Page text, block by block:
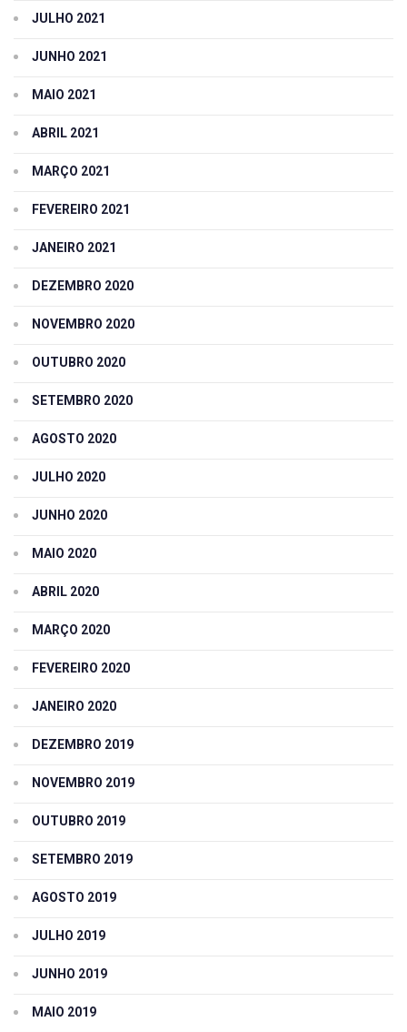
JULHO 2021
JUNHO 2021
MAIO 2021
ABRIL 2021
MARÇO 2021
FEVEREIRO 2021
JANEIRO 2021
DEZEMBRO 2020
NOVEMBRO 2020
OUTUBRO 2020
SETEMBRO 2020
AGOSTO 2020
JULHO 2020
JUNHO 2020
MAIO 2020
ABRIL 2020
MARÇO 2020
FEVEREIRO 2020
JANEIRO 2020
DEZEMBRO 2019
NOVEMBRO 2019
OUTUBRO 2019
SETEMBRO 2019
AGOSTO 2019
JULHO 2019
JUNHO 2019
MAIO 2019